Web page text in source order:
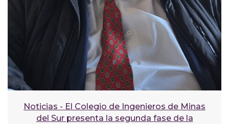
Noticias - El Colegio de Ingenieros de Minas
del Sur presenta la segunda fase de la